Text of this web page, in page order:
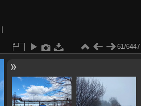
61/6447